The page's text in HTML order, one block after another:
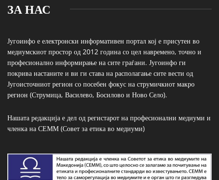
ЗА НАС
Југоинфо е електронски информативен портал кој е присутен во
медиумскиот простор од 2012 година со цел навремено, точно и
професионално информирање на сите граѓани. Југоинфо ги
покрива настаните и ви ги става на располагање сите вести од
Југоисточниот регион со посебен фокус на струмичкиот макро
регион (Струмица, Василево, Босилово и Ново Село).
Нашата редакција е дел од регистарот на професионални медиуми и
членка на СЕММ (Совет за етика во медиуми)